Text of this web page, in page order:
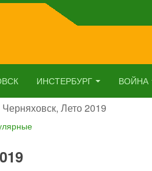
ИНСТЕРБУРГ ВОЙНА
Черняховск, Лето 2019